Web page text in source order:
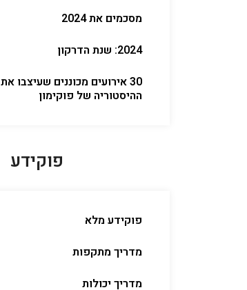
מסכמים את 2024
2024: שנת הדרקון
30 אירועים מכוננים שעיצבו את
ההיסטוריה של פוקימון
פוקידע
פוקידע מלא
מדריך מתקפות
מדריך יכולות